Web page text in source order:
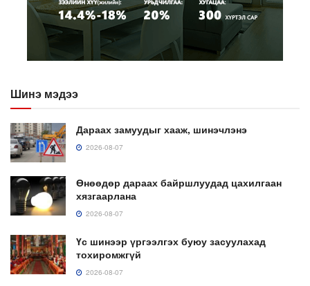
Шинэ мэдээ
Дараах замуудыг хааж, шинэчлэнэ
2026-08-07
Өнөөдөр дараах байршлуудад цахилгаан
хязгаарлана
2026-08-07
Үс шинээр үргээлгэх буюу засуулахад
тохиромжгүй
2026-08-07